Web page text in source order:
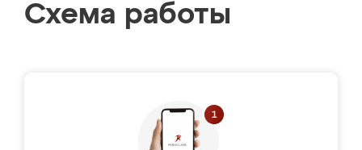
Схема работы